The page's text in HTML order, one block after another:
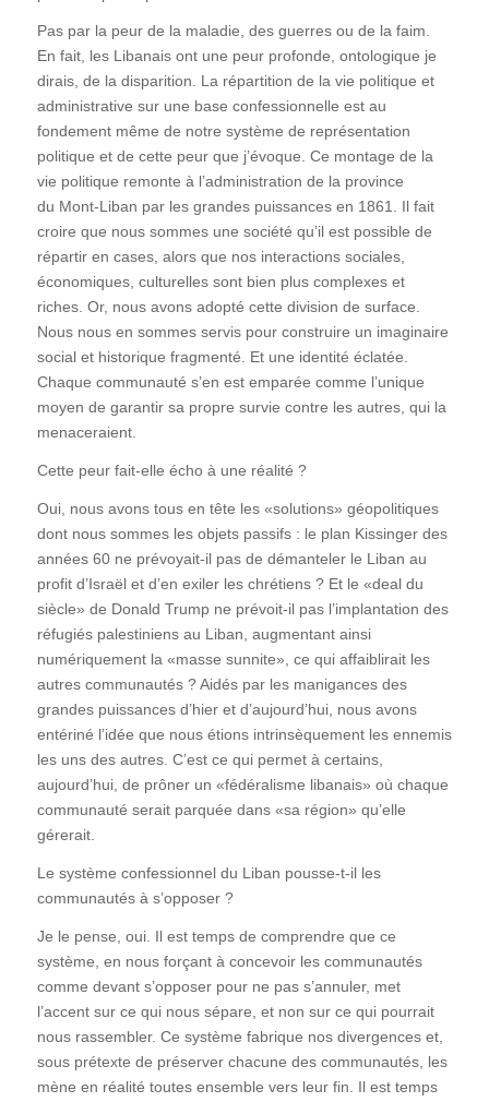
Pas par la peur de la maladie, des guerres ou de la faim.
En fait, les Libanais ont une peur profonde, ontologique je
dirais, de la disparition. La répartition de la vie politique et
administrative sur une base confessionnelle est au
fondement même de notre système de représentation
politique et de cette peur que j’évoque. Ce montage de la
vie politique remonte à l’administration de la province
du Mont-Liban par les grandes puissances en 1861. Il fait
croire que nous sommes une société qu’il est possible de
répartir en cases, alors que nos interactions sociales,
économiques, culturelles sont bien plus complexes et
riches. Or, nous avons adopté cette division de surface.
Nous nous en sommes servis pour construire un imaginaire
social et historique fragmenté. Et une identité éclatée.
Chaque communauté s’en est emparée comme l’unique
moyen de garantir sa propre survie contre les autres, qui la
menaceraient.
Cette peur fait-elle écho à une réalité ?
Oui, nous avons tous en tête les «solutions» géopolitiques
dont nous sommes les objets passifs : le plan Kissinger des
années 60 ne prévoyait-il pas de démanteler le Liban au
profit d’Israël et d’en exiler les chrétiens ? Et le «deal du
siècle» de Donald Trump ne prévoit-il pas l’implantation des
réfugiés palestiniens au Liban, augmentant ainsi
numériquement la «masse sunnite», ce qui affaiblirait les
autres communautés ? Aidés par les manigances des
grandes puissances d’hier et d’aujourd’hui, nous avons
entériné l’idée que nous étions intrinsèquement les ennemis
les uns des autres. C’est ce qui permet à certains,
aujourd’hui, de prôner un «fédéralisme libanais» où chaque
communauté serait parquée dans «sa région» qu’elle
gérerait.
Le système confessionnel du Liban pousse-t-il les
communautés à s’opposer ?
Je le pense, oui. Il est temps de comprendre que ce
système, en nous forçant à concevoir les communautés
comme devant s’opposer pour ne pas s’annuler, met
l’accent sur ce qui nous sépare, et non sur ce qui pourrait
nous rassembler. Ce système fabrique nos divergences et,
sous prétexte de préserver chacune des communautés, les
mène en réalité toutes ensemble vers leur fin. Il est temps